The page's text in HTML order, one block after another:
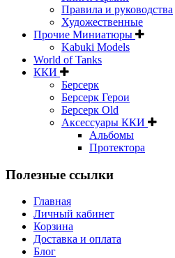
Правила и руководства
Художественные
Прочие Миниатюры
Kabuki Models
World of Tanks
ККИ
Берсерк
Берсерк Герои
Берсерк Old
Аксессуары ККИ
Альбомы
Протектора
Полезные ссылки
Главная
Личный кабинет
Корзина
Доставка и оплата
Блог